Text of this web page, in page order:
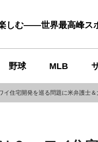
しむ――世界最高峰ス
野球 MLB
イ住宅開発を巡る問題に米弁護士